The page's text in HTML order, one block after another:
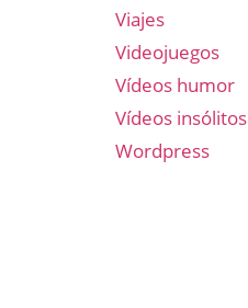
Viajes
Videojuegos
Vídeos humor
Vídeos insólitos
Wordpress